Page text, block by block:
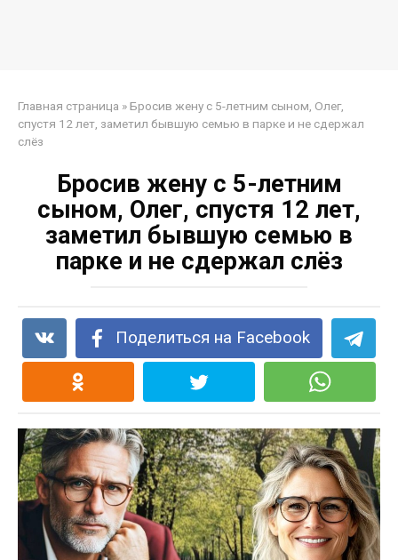
Главная страница »Бросив жену с 5-летним сыном, Олег,
спустя 12 лет, заметил бывшую семью в парке и не сдержал
слёз
Бросив жену с 5-летним
сыном, Олег, спустя 12 лет,
заметил бывшую семью в
парке и не сдержал слёз
Поделиться на Facebook